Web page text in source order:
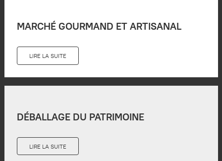
MARCHÉ GOURMAND ET ARTISANAL
LIRE LA SUITE
DÉBALLAGE DU PATRIMOINE
LIRE LA SUITE